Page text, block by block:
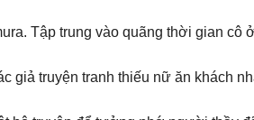
Tập trung vào quãng thời gian cô
giả truyện tranh thiếu nữ ăn khách